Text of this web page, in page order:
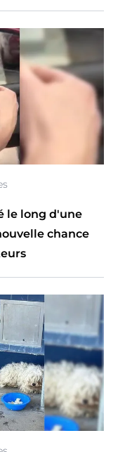
le long d'une
chance